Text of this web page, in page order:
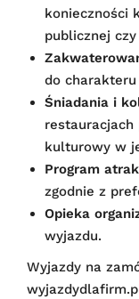
konieczności
publicznej
do
Śniadania i
kulturowy w
Program
zgodnie z
Opieka
wyjazdu.
Wyjazdy na